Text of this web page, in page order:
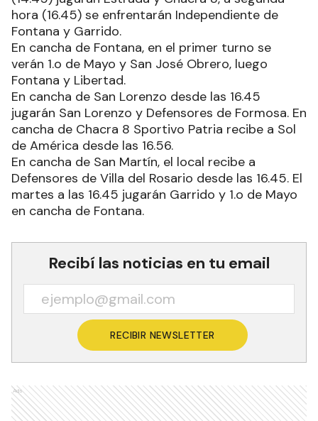
hora (16.45) se enfrentarán Independiente de
Fontana y Garrido.
En cancha de Fontana, en el primer turno se
verán 1.o de Mayo y San José Obrero, luego
Fontana y Libertad.
En cancha de San Lorenzo desde las 16.45
jugarán San Lorenzo y Defensores de Formosa. En
cancha de Chacra 8 Sportivo Patria recibe a Sol
de América desde las 16.56.
En cancha de San Martín, el local recibe a
Defensores de Villa del Rosario desde las 16.45. El
martes a las 16.45 jugarán Garrido y 1.o de Mayo
en cancha de Fontana.
Recibí las noticias en tu email
RECIBIR NEWSLETTER
Ads